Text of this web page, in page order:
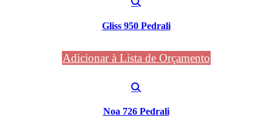
Gliss 950 Pedrali
Adicionar à Lista de Orçamento
Noa 726 Pedrali